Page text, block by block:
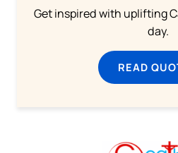
Get inspired with uplifting
day.
READ